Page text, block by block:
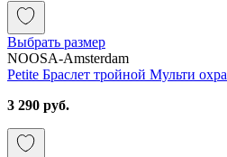
Выбрать размер
NOOSA-Amsterdam
Petite Браслет тройной Мульти охра
3 290 руб.